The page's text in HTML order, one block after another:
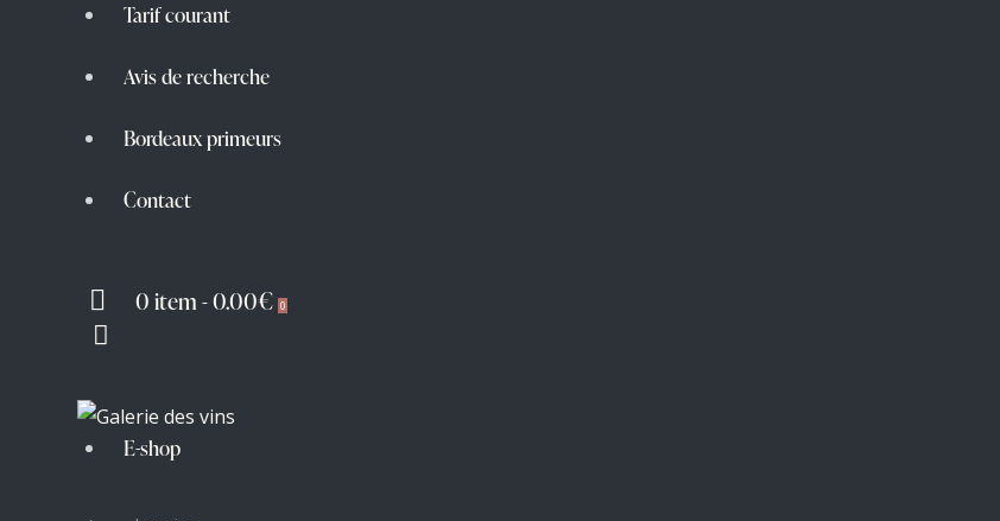
Tarif courant
Avis de recherche
Bordeaux primeurs
Contact
0 item-0.00€ 0
E-shop